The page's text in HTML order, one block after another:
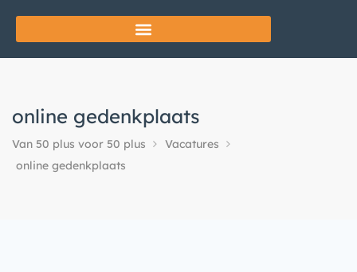
online gedenkplaats
Van 50 plus voor 50 plus
Vacatures
online gedenkplaats